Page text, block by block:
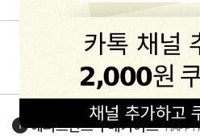
해피프린스구매가이드